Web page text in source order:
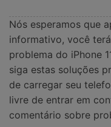
Nós esperamos que
informativo, você
problema do iPhone
siga estas soluções
de carregar seu
livre de entrar em
comentário sobre